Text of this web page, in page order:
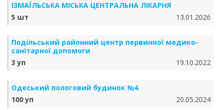
ІЗМАЇЛЬСЬКА МІСЬКА ЦЕНТРАЛЬНА ЛІКАРНЯ
5 шт
13.01.2026
Подільський районний центр первинної медико-
санітарної допомоги
3 уп
19.10.2022
Одеський пологовий будинок №4
100 уп
20.05.2024